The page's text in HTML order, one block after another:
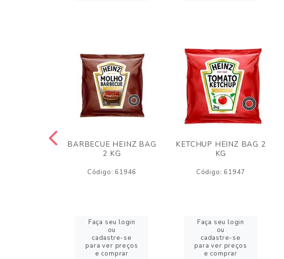
BARBECUE HEINZ BAG
2 KG
Código: 61946
Faça seu login
ou
cadastre-se
para ver preços
e comprar
KETCHUP HEINZ BAG 2
KG
Código: 61947
Faça seu login
ou
cadastre-se
para ver preços
e comprar